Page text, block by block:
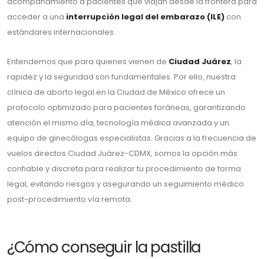
acceder a una interrupción legal del embarazo (ILE) con
estándares internacionales.
Entendemos que para quienes vienen de Ciudad Juárez, la
rapidez y la seguridad son fundamentales. Por ello, nuestra
clínica de aborto legal en la Ciudad de México ofrece un
protocolo optimizado para pacientes foráneas, garantizando
atención el mismo día, tecnología médica avanzada y un
equipo de ginecólogas especialistas. Gracias a la frecuencia de
vuelos directos Ciudad Juárez-CDMX, somos la opción más
confiable y discreta para realizar tu procedimiento de forma
legal, evitando riesgos y asegurando un seguimiento médico
post-procedimiento vía remota.
¿Cómo conseguir la pastilla